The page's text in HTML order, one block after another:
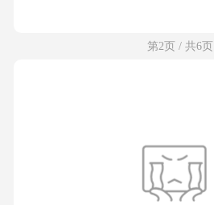
第2页 / 共6页